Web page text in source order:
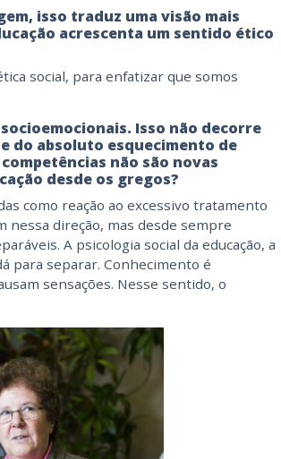
isso traduz uma visão mais
acrescenta um sentido ético
social, para enfatizar que somos
Isso não decorre
do absoluto esquecimento de
não são novas
desde os gregos?
como reação ao excessivo tratamento
nessa direção, mas desde sempre
A psicologia social da educação, a
para separar. Conhecimento é
sensações. Nesse sentido, o